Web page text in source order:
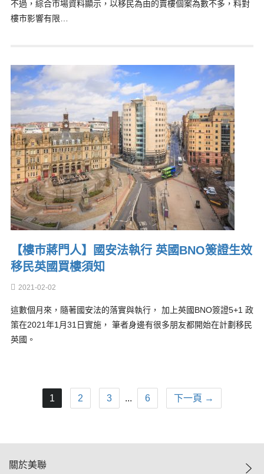
不過，綜合市場資料顯示，以移民為由的賣樓個案為數不多，料對
樓市影響有限…
【樓巿蔣門人】國安法執行 英國BNO簽證生效
移民英國買樓須知
2021-02-02
這數個月來，隨著國安法的落實與執行， 加上英國BNO簽證5+1 政
策在2021年1月31日實施， 筆者身邊有很多朋友都開始在計劃移民
英國。
1 2 3 ... 6 下一頁 →
關於美聯